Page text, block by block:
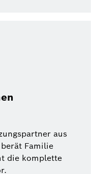
aus
Familie
die komplette